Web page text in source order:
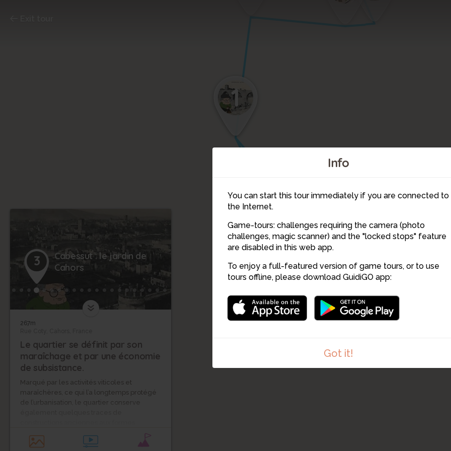
Info
You can start this tour immediately if you are connected to
the Internet.
Game-tours: challenges requiring the camera (photo
challenges, magic scanner) and the "locked stops" feature
are disabled in this web app.
To enjoy a full-featured version of game tours, or to use
tours offline, please download GuidiGO app:
Got it!
4
3
2
1
3
Cabessut : le jardin de
Cahors
267m
Le quartier se définit par son
maraîchage et par une économie
de subsistance.
Marqué par les activités viticoles et
maraîchères, ce qui l’a longtemps protégé
de l’urbanisation, le quartier conserve
Situé dans la plaine alluviale de la rivière